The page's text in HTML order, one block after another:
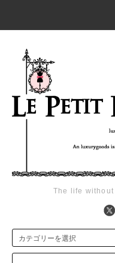
The life